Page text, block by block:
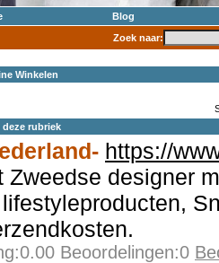
Blog
Zoek naar:
Winkelen
deze rubriek
https://
Zweedse designer
Beoordelingen:0